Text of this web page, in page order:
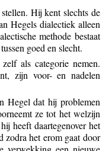
Hij kent slechts de
Hegels dialectiek alleen
methode bestaat
goed en slecht.
als categorie nemen.
zijn voor- en nadelen
Hegel dat hij problemen
ze tot het welzijn
heeft daartegenover het
zodra het erom gaat door